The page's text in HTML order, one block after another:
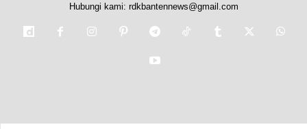
Hubungi kami: rdkbantennews@gmail.com